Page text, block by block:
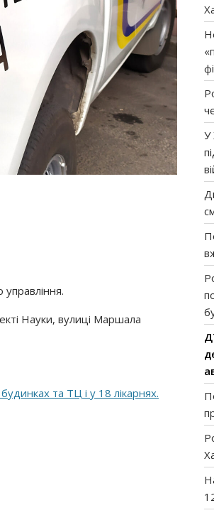
управління.
Науки, вулиці Маршала
та ТЦ і у 18 лікарнях.
У